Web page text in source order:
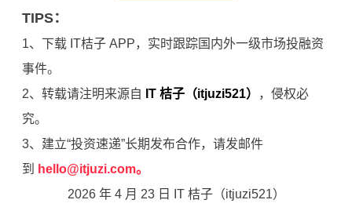
TIPS：
1、下载 IT桔子 APP，实时跟踪国内外一级市场投融资
事件。
2、转载请注明来源自 IT 桔子（itjuzi521）
，侵权必
究。
3、建立“投资速递”长期发布合作，请发邮件
到
hello@itjuzi.com。
2026 年 4 月 23 日 IT 桔子（itjuzi521）